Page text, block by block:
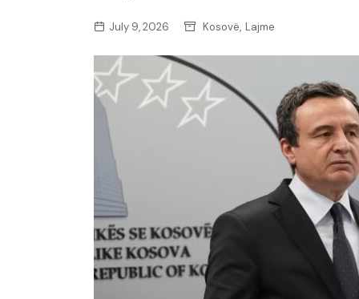
BOTË
July 9, 2026 Kosovë, Lajme